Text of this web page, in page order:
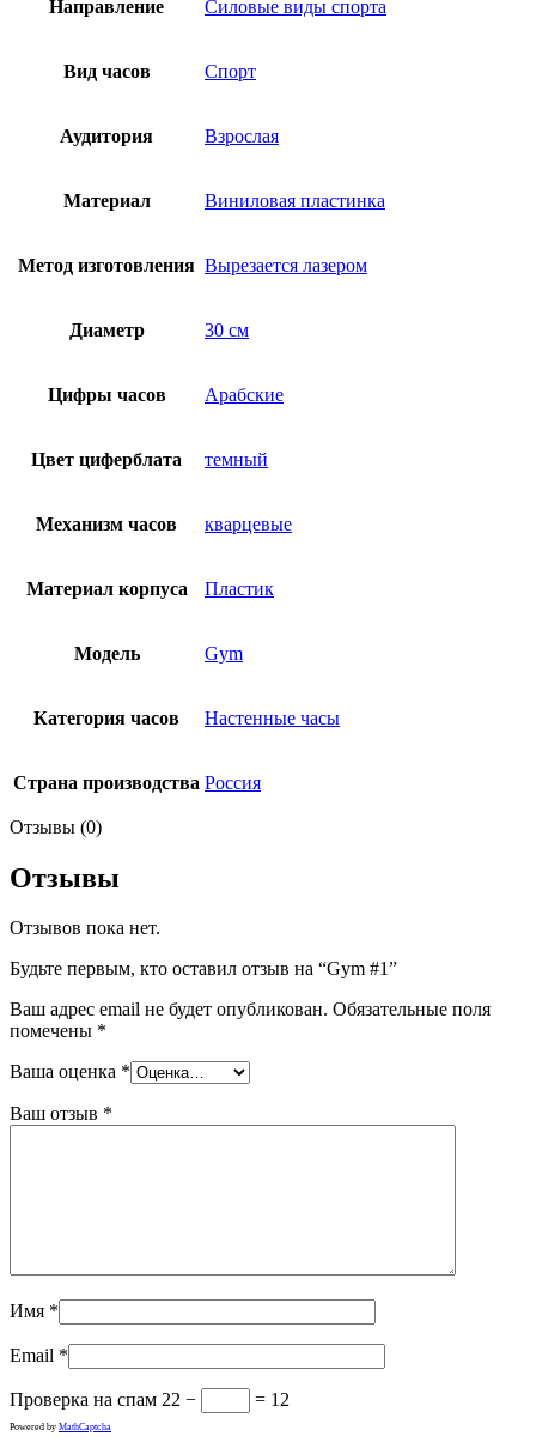
Направление Силовые виды спорта
Вид часов Спорт
Аудитория Взрослая
Материал Виниловая пластинка
Метод изготовления Вырезается лазером
Диаметр 30 см
Цифры часов Арабские
Цвет циферблата темный
Механизм часов кварцевые
Материал корпуса Пластик
Модель Gym
Категория часов Настенные часы
Страна производства Россия
Отзывы (0)
Отзывы
Отзывов пока нет.
Будьте первым, кто оставил отзыв на “Gym #1”
Ваш адрес email не будет опубликован. Обязательные поля
помечены *
Ваша оценка *
Ваш отзыв *
Имя *
Email *
Проверка на спам 22 − = 12
Powered by MathCaptcha